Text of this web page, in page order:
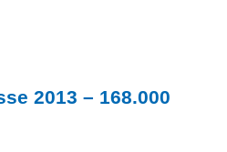
2013 – 168.000